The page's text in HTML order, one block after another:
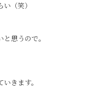
（笑）
思うので。
きます。